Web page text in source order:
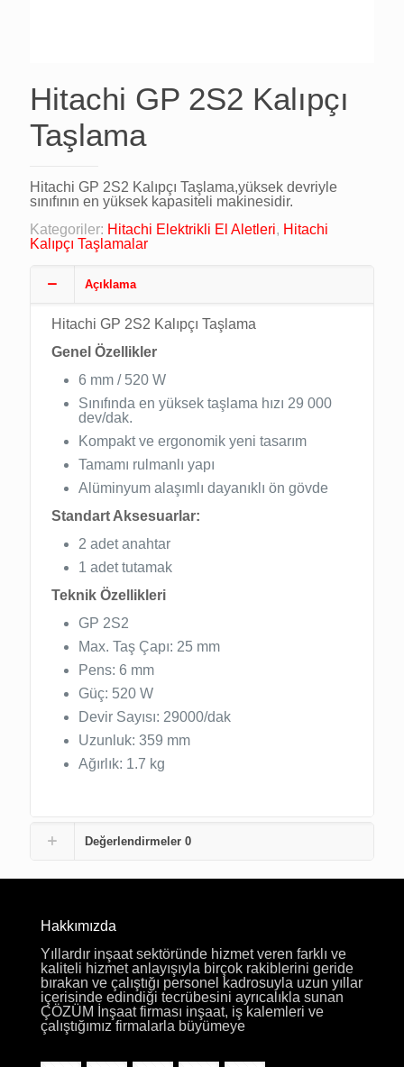
Hitachi GP 2S2 Kalıpçı
Taşlama
Hitachi GP 2S2 Kalıpçı Taşlama,yüksek devriyle
sınıfının en yüksek kapasiteli makinesidir.
Kategoriler: Hitachi Elektrikli El Aletleri, Hitachi
Kalıpçı Taşlamalar
Açıklama
Hitachi GP 2S2 Kalıpçı Taşlama
Genel Özellikler
6 mm / 520 W
Sınıfında en yüksek taşlama hızı 29 000
dev/dak.
Kompakt ve ergonomik yeni tasarım
Tamamı rulmanlı yapı
Alüminyum alaşımlı dayanıklı ön gövde
Standart Aksesuarlar:
2 adet anahtar
1 adet tutamak
Teknik Özellikleri
GP 2S2
Max. Taş Çapı: 25 mm
Pens: 6 mm
Güç: 520 W
Devir Sayısı: 29000/dak
Uzunluk: 359 mm
Ağırlık: 1.7 kg
Değerlendirmeler 0
Hakkımızda
Yıllardır inşaat sektöründe hizmet veren farklı ve
kaliteli hizmet anlayışıyla birçok rakiblerini geride
bırakan ve çalıştığı personel kadrosuyla uzun yıllar
içerisinde edindiği tecrübesini ayrıcalıkla sunan
ÇÖZÜM İnşaat firması inşaat, iş kalemleri ve
çalıştığımız firmalarla büyümeye